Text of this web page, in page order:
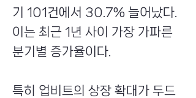
기 101건에서 30.7% 늘어났다.
이는 최근 1년 사이 가장 가파른
분기별 증가율이다.
특히 업비트의 상장 확대가 두드